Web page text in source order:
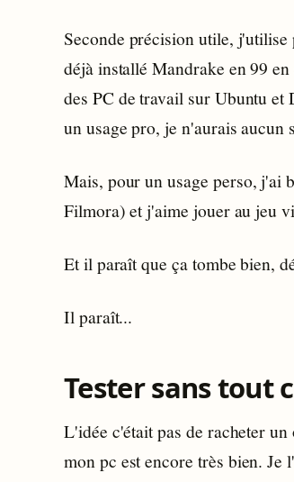
Seconde précision utile,
déjà installé Mandrake en 99
des PC de travail sur Ubuntu et
un usage pro, je n'aurais
Mais, pour un usage perso, j'ai
Filmora) et j'aime jouer au jeu
Et il paraît que ça tombe bien,
Il paraît...
Tester sans tout
L'idée c'était pas de racheter
mon pc est encore très bien. Je